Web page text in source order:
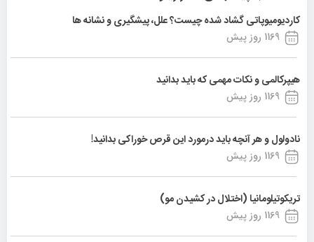
کاردیومیوپاتی گشاد شده چیست؟ علل، پیشگیری و نشانه ها
1169 روز پیش
هیپرکالمی و نکات مهمی که باید بدانید
1169 روز پیش
نادولول و هر آنچه باید درمورد این قرص خوراکی بدانید!
1169 روز پیش
تریکوتیلومانیا (اختلال در کشیدن مو)
1169 روز پیش